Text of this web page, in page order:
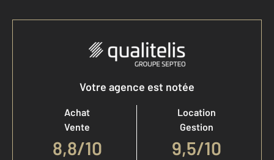
Votre agence est notée
Achat
Vente
8,8/10
Location
Gestion
9,5/10